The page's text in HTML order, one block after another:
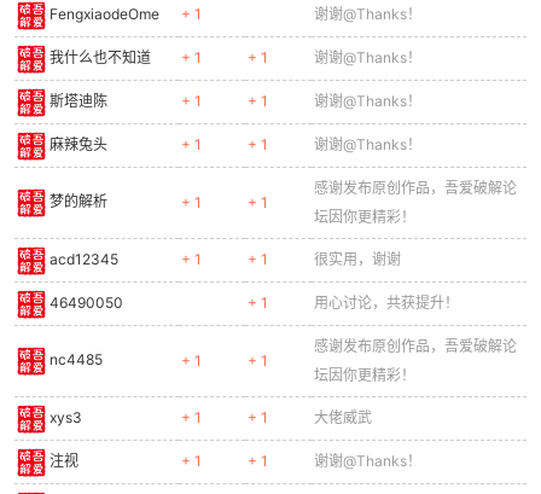
FengxiaodeOme + 1 谢谢@Thanks！
我什么也不知道 + 1 + 1 谢谢@Thanks！
斯塔迪陈 + 1 + 1 谢谢@Thanks！
麻辣兔头 + 1 + 1 谢谢@Thanks！
梦的解析 + 1 + 1
感谢发布原创作品，吾爱破解论
坛因你更精彩！
acd12345 + 1 + 1 很实用，谢谢
46490050 + 1 用心讨论，共获提升！
nc4485 + 1 + 1
感谢发布原创作品，吾爱破解论
坛因你更精彩！
xys3 + 1 + 1 大佬威武
注视 + 1 + 1 谢谢@Thanks！